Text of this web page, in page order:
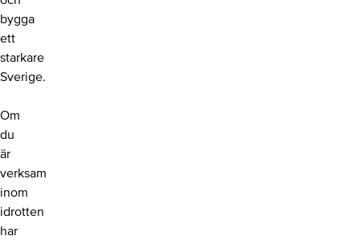
bygga
ett
starkare
Sverige.
Om
du
är
verksam
inom
idrotten
har